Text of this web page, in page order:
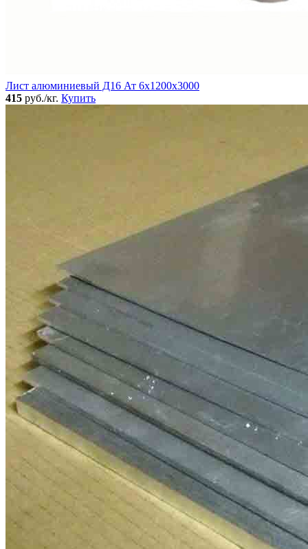
Лист алюминиевый Д16 Ат 6х1200х3000
415 руб./кг. Купить